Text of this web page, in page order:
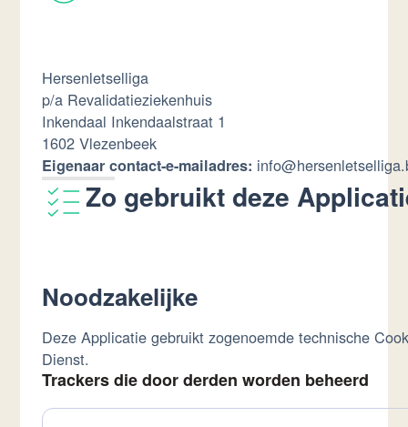
Hersenletselliga
p/a Revalidatieziekenhuis
Inkendaal Inkendaalstraat 1
1602 Vlezenbeek
Eigenaar contact-e-mailadres:
Zo gebruikt deze
Noodzakelijke
Deze Applicatie gebruikt zogenoemde technische
Dienst.
Trackers die door derden worden beheerd